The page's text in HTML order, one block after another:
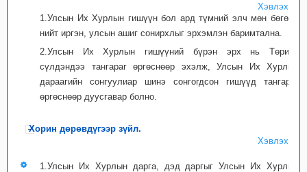
Хэвлэх
1.Улсын Их Хурлын гишүүн бол ард түмний элч мөн бөгөөд
нийт иргэн, улсын ашиг сонирхлыг эрхэмлэн баримтална.
2.Улсын Их Хурлын гишүүний бүрэн эрх нь Төрийн
сүлдэндээ тангараг өргөснөөр эхэлж, Улсын Их Хурлын
дараагийн сонгуулиар шинэ сонгогдсон гишүүд тангараг
өргөснөөр дуусгавар болно.
Хорин дөрөвдүгээр зүйл.
Хэвлэх
1.Улсын Их Хурлын дарга, дэд даргыг Улсын Их Хурлын